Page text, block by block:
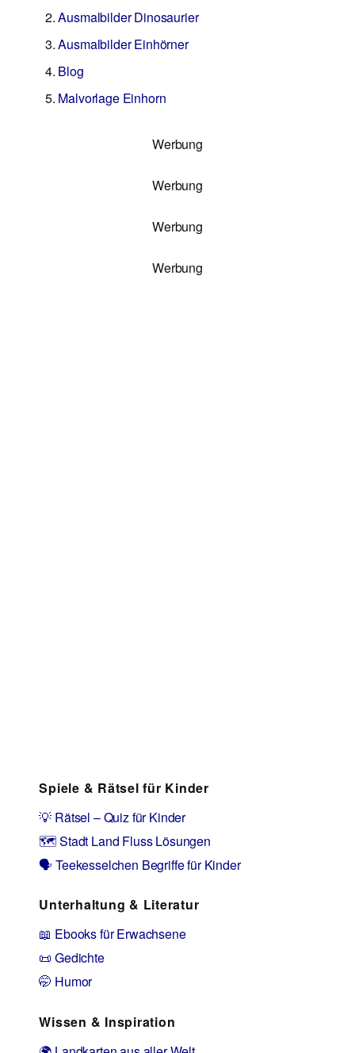
Ausmalbilder Dinosaurier
Ausmalbilder Einhörner
Blog
Malvorlage Einhorn
Werbung
Werbung
Werbung
Werbung
Spiele & Rätsel für Kinder
💡 Rätsel – Quiz für Kinder
🗺️ Stadt Land Fluss Lösungen
🗣️ Teekesselchen Begriffe für Kinder
Unterhaltung & Literatur
📖 Ebooks für Erwachsene
📜 Gedichte
🤭 Humor
Wissen & Inspiration